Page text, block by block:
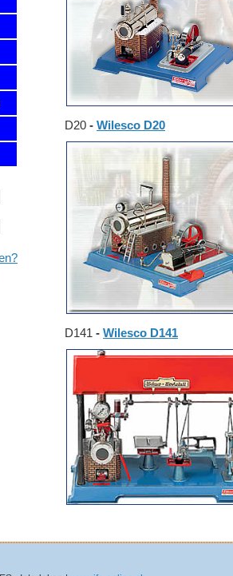
D20 - Wilesco D20
D141 - Wilesco D141